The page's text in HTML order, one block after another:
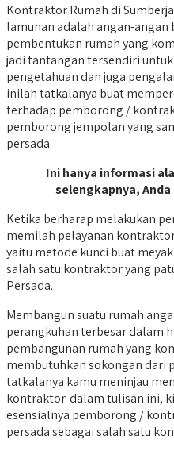
Kontraktor Rumah di
lamunan adalah angan-angan
pembentukan rumah yang
jadi tantangan tersendiri
pengetahuan dan juga
inilah tatkalanya buat
terhadap pemborong /
pemborong jempolan yang
persada.
Ini hanya informasi
selengkapnya,
Ketika berharap melakukan
memilah pelayanan
yaitu metode kunci buat
salah satu kontraktor yang
Persada.
Membangun suatu rumah
perangkuhan terbesar dalam
pembangunan rumah yang
membutuhkan sokongan dari
tatkalanya kamu meninjau
kontraktor. dalam tulisan ini,
esensialnya pemborong /
persada sebagai salah satu